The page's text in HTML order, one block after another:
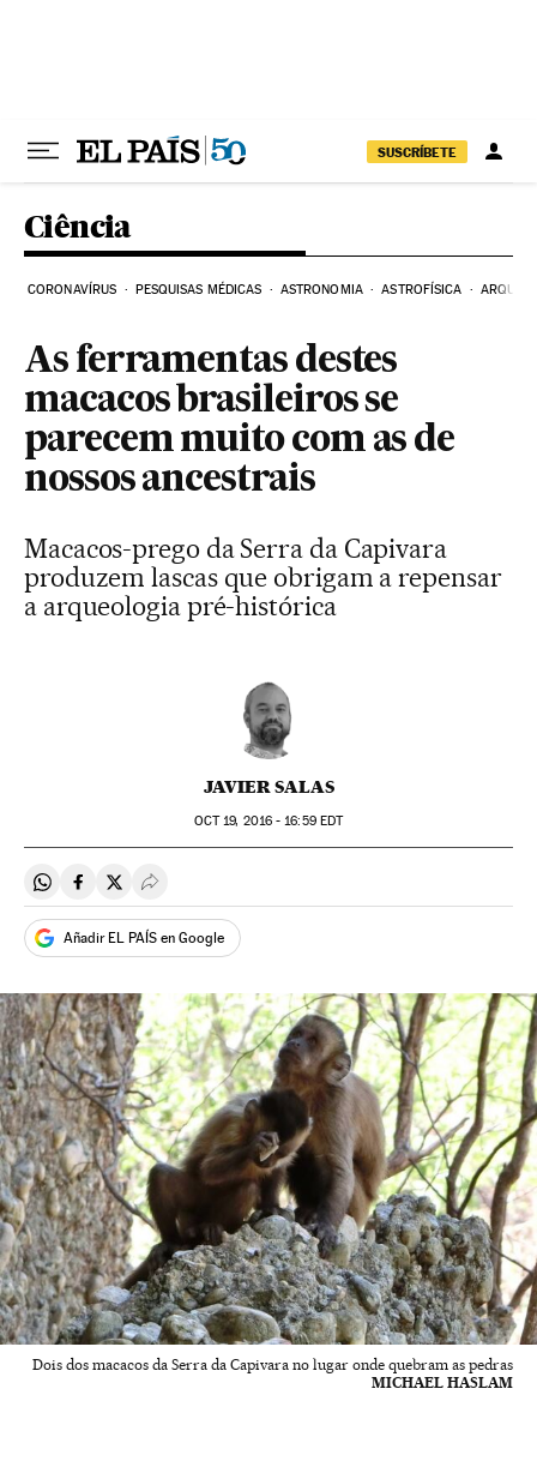
SUSCRÍBETE
Ciência
CORONAVÍRUS PESQUISAS MÉDICAS ASTRONOMIA ASTROFÍSICA
As ferramentas destes
macacos brasileiros se
parecem muito com as de
nossos ancestrais
Macacos-prego da Serra da Capivara
produzem lascas que obrigam a repensar
a arqueologia pré-histórica
JAVIER SALAS
OCT19, 2016 - 16:59EDT
Compartir en Whatsapp
Compartir en Facebook
Compartir en Twitter
Desplegar Redes Sociales
Añadir EL PAÍS en Google
Dois dos macacos da Serra da Capivara no lugar onde quebram as pedras
MICHAEL HASLAM